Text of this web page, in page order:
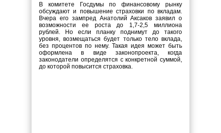
В комитете Госдумы по финансовому рынку
обсуждают и повышение страховки по вкладам.
Вчера его зампред Анатолий Аксаков заявил о
возможности ее роста до 1,7-2,5 миллиона
рублей. Но если планку поднимут до такого
уровня, возмещаться будет только тело вклада,
без процентов по нему. Такая идея может быть
оформлена в виде законопроекта, когда
законодатели определятся с конкретной суммой,
до которой повысится страховка.